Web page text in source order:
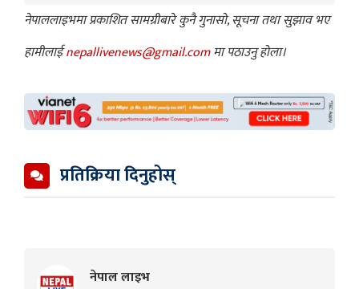
नेपाललाइभमा प्रकाशित सामग्रीबारे कुनै गुनासो, सूचना तथा सुझाव भए
हामीलाईnepallivenews@gmail.comमा पठाउनु होला।
प्रतिक्रिया दिनुहोस्
नेपाल लाइभ